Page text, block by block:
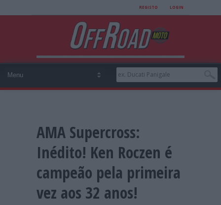
REGISTO LOGIN
AMA Supercross:
Inédito! Ken Roczen é
campeão pela primeira
vez aos 32 anos!